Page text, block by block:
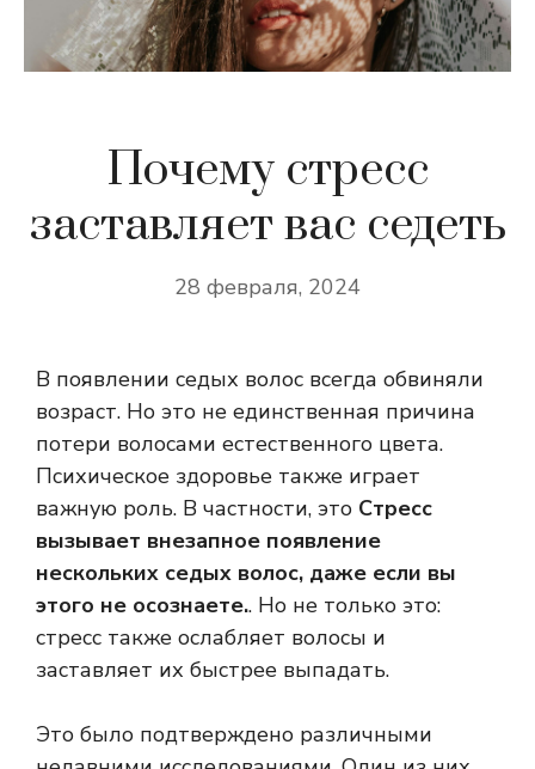
Почему стресс
заставляет вас седеть
28 февраля, 2024
В появлении седых волос всегда обвиняли
возраст. Но это не единственная причина
потери волосами естественного цвета.
Психическое здоровье также играет
важную роль. В частности, это Стресс
вызывает внезапное появление
нескольких седых волос, даже если вы
этого не осознаете.. Но не только это:
стресс также ослабляет волосы и
заставляет их быстрее выпадать.
Это было подтверждено различными